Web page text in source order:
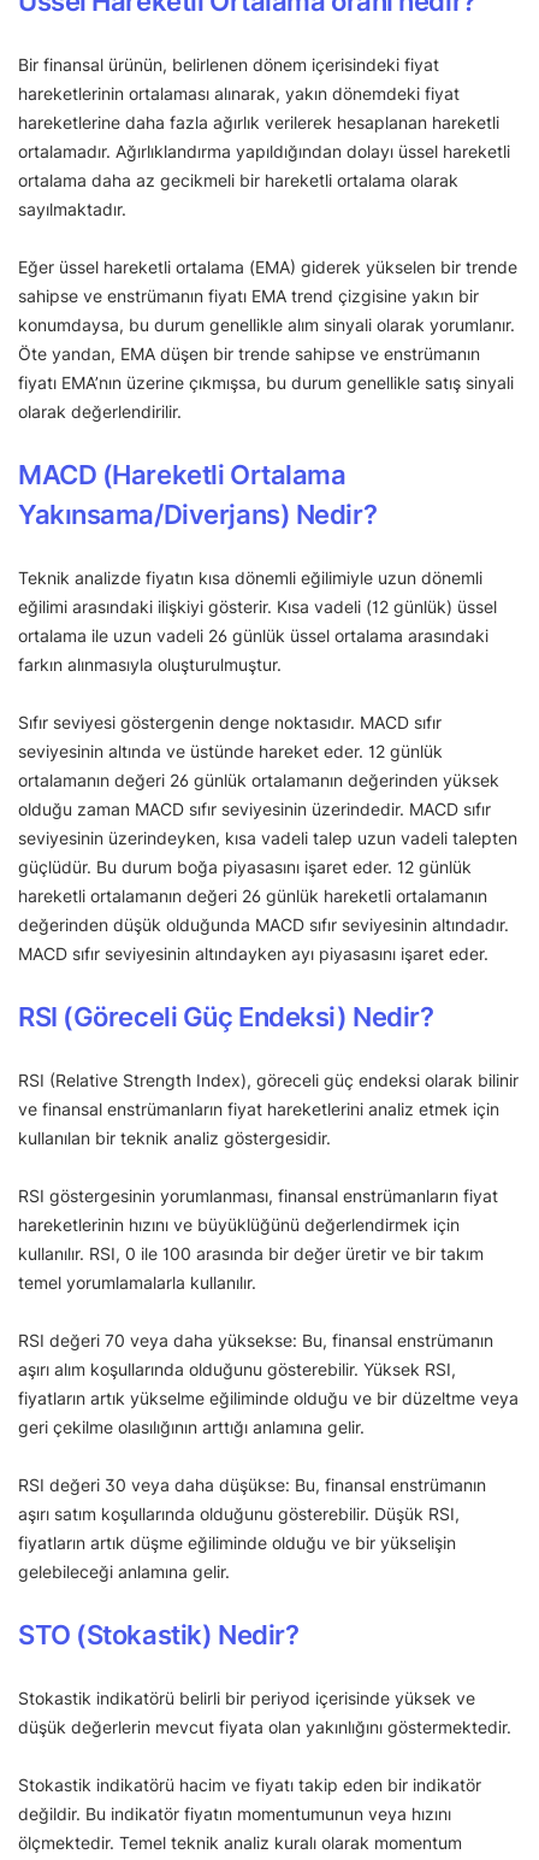
Bir finansal ürünün, belirlenen dönem içerisindeki fiyat
hareketlerinin ortalaması alınarak, yakın dönemdeki fiyat
hareketlerine daha fazla ağırlık verilerek hesaplanan hareketli
ortalamadır. Ağırlıklandırma yapıldığından dolayı üssel hareketli
ortalama daha az gecikmeli bir hareketli ortalama olarak
sayılmaktadır.
Eğer üssel hareketli ortalama (EMA) giderek yükselen bir trende
sahipse ve enstrümanın fiyatı EMA trend çizgisine yakın bir
konumdaysa, bu durum genellikle alım sinyali olarak yorumlanır.
Öte yandan, EMA düşen bir trende sahipse ve enstrümanın
fiyatı EMA’nın üzerine çıkmışsa, bu durum genellikle satış sinyali
olarak değerlendirilir.
MACD (Hareketli Ortalama
Yakınsama/Diverjans) Nedir?
Teknik analizde fiyatın kısa dönemli eğilimiyle uzun dönemli
eğilimi arasındaki ilişkiyi gösterir. Kısa vadeli (12 günlük) üssel
ortalama ile uzun vadeli 26 günlük üssel ortalama arasındaki
farkın alınmasıyla oluşturulmuştur.
Sıfır seviyesi göstergenin denge noktasıdır. MACD sıfır
seviyesinin altında ve üstünde hareket eder. 12 günlük
ortalamanın değeri 26 günlük ortalamanın değerinden yüksek
olduğu zaman MACD sıfır seviyesinin üzerindedir. MACD sıfır
seviyesinin üzerindeyken, kısa vadeli talep uzun vadeli talepten
güçlüdür. Bu durum boğa piyasasını işaret eder. 12 günlük
hareketli ortalamanın değeri 26 günlük hareketli ortalamanın
değerinden düşük olduğunda MACD sıfır seviyesinin altındadır.
MACD sıfır seviyesinin altındayken ayı piyasasını işaret eder.
RSI (Göreceli Güç Endeksi) Nedir?
RSI (Relative Strength Index), göreceli güç endeksi olarak bilinir
ve finansal enstrümanların fiyat hareketlerini analiz etmek için
kullanılan bir teknik analiz göstergesidir.
RSI göstergesinin yorumlanması, finansal enstrümanların fiyat
hareketlerinin hızını ve büyüklüğünü değerlendirmek için
kullanılır. RSI, 0 ile 100 arasında bir değer üretir ve bir takım
temel yorumlamalarla kullanılır.
RSI değeri 70 veya daha yüksekse: Bu, finansal enstrümanın
aşırı alım koşullarında olduğunu gösterebilir. Yüksek RSI,
fiyatların artık yükselme eğiliminde olduğu ve bir düzeltme veya
geri çekilme olasılığının arttığı anlamına gelir.
RSI değeri 30 veya daha düşükse: Bu, finansal enstrümanın
aşırı satım koşullarında olduğunu gösterebilir. Düşük RSI,
fiyatların artık düşme eğiliminde olduğu ve bir yükselişin
gelebileceği anlamına gelir.
STO (Stokastik) Nedir?
Stokastik indikatörü belirli bir periyod içerisinde yüksek ve
düşük değerlerin mevcut fiyata olan yakınlığını göstermektedir.
Stokastik indikatörü hacim ve fiyatı takip eden bir indikatör
değildir. Bu indikatör fiyatın momentumunun veya hızını
ölçmektedir. Temel teknik analiz kuralı olarak momentum